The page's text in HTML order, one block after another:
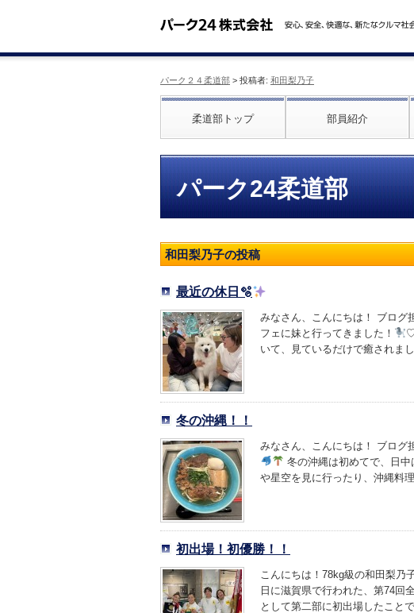
パーク２４柔道部 > 投稿者: 和田梨乃子
柔道部トップ 部員紹介
パーク24柔道部
和田梨乃子の投稿
最近の休日🫧
みなさん、こんにちは！ ブログ
フェに妹と行ってきました！
いて、見ているだけで癒されま
冬の沖縄！！
みなさん、こんにちは！ ブログ
冬の沖縄は初めてで、日
や星空を見に行ったり、沖縄料
初出場！初優勝！！
こんにちは！78kg級の和田梨乃
日に滋賀県で行われた、第74回
として第二部に初出場したこと